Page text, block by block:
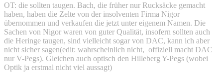
OT: die sollten taugen. Bach, die früher nur Rucksäcke gemacht
haben, haben die Zelte von der insolventen Firma Nigor
übernommen und verkaufen die jetzt unter eigenem Namen. Die
Sachen von Nigor waren von guter Qualität, insofern sollten auch
die Heringe taugen, sind vielleicht sogar von DAC, kann ich aber
nicht sicher sagen(edit: wahrscheinlich nicht, offiziell macht DAC
nur V-Pegs). Gleichen auch optisch den Hilleberg Y-Pegs (wobei
Optik ja erstmal nicht viel aussagt)